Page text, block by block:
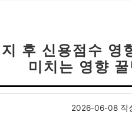
후 신용점수 영
미치는 영향
2026-06-08 작